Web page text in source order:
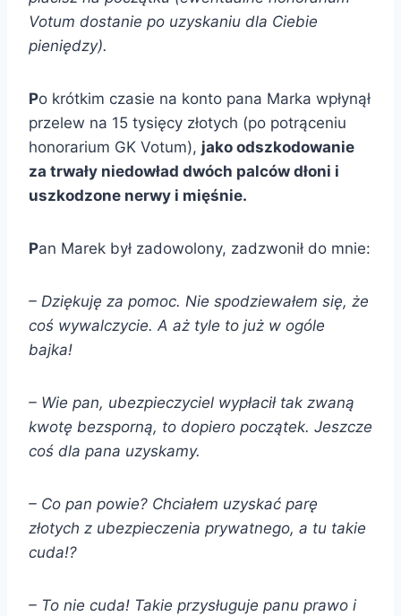
Votum dostanie po uzyskaniu dla Ciebie
pieniędzy).
Po krótkim czasie na konto pana Marka wpłynął
przelew na 15 tysięcy złotych (po potrąceniu
honorarium GK Votum), jako odszkodowanie
za trwały niedowład dwóch palców dłoni i
uszkodzone nerwy i mięśnie.
Pan Marek był zadowolony, zadzwonił do mnie:
– Dziękuję za pomoc. Nie spodziewałem się, że
coś wywalczycie. A aż tyle to już w ogóle
bajka!
– Wie pan, ubezpieczyciel wypłacił tak zwaną
kwotę bezsporną, to dopiero początek. Jeszcze
coś dla pana uzyskamy.
– Co pan powie? Chciałem uzyskać parę
złotych z ubezpieczenia prywatnego, a tu takie
cuda!?
– To nie cuda! Takie przysługuje panu prawo i